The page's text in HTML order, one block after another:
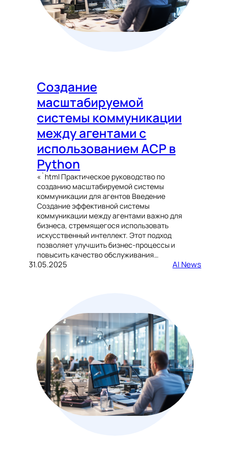
Создание
масштабируемой
системы коммуникации
между агентами с
использованием ACP в
Python
«`html Практическое руководство по
созданию масштабируемой системы
коммуникации для агентов Введение
Создание эффективной системы
коммуникации между агентами важно для
бизнеса, стремящегося использовать
искусственный интеллект. Этот подход
позволяет улучшить бизнес-процессы и
повысить качество обслуживания…
31.05.2025 AI News